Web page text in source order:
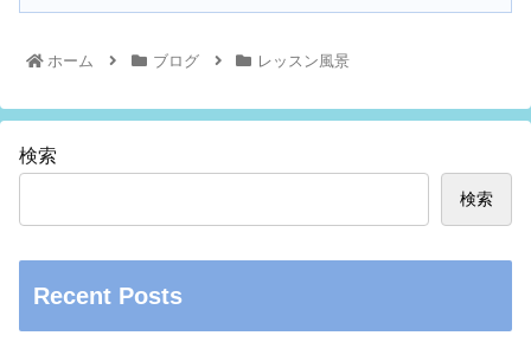
ホーム ブログ レッスン風景
検索
検索
Recent Posts